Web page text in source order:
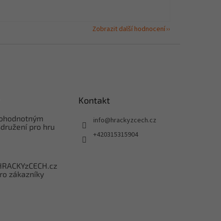
Zobrazit další hodnocení
pro hru
zákazníky
Kontakt
info@hrackyzcech.cz
+420315315904